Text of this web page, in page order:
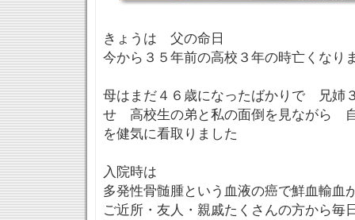
きょうは 父の命日
今から３５年前の高校３年の時亡くな
母はまだ４６歳になったばかりで 兄姉
せ 高校生の弟と私の面倒を見ながら
を健気に看取りました
入院時は
多発性骨髄腫という血液の癌で鮮血輸
ご近所・友人・親戚たくさんの方から毎